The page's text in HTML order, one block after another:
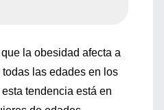
la obesidad afecta a
las edades en los
tendencia está en